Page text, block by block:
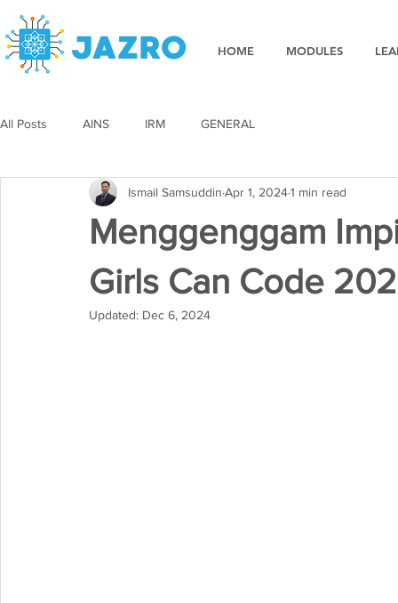
HOME MODULES
All Posts AINS IRM GENERAL
Menggenggam
Girls Can Code
Ismail Samsuddin Apr 1, 20241 min read
Updated: Dec 6, 2024